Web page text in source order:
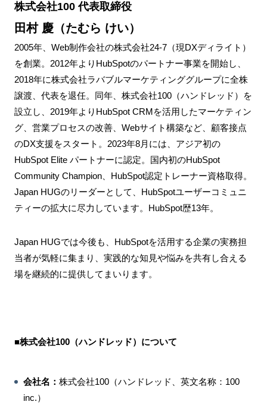
株式会社100 代表取締役
田村 慶（たむら けい）
2005年、Web制作会社の株式会社24-7（現DXディライト）
を創業。2012年よりHubSpotのパートナー事業を開始し、
2018年に株式会社ラバブルマーケティンググループに全株
譲渡、代表を退任。同年、株式会社100（ハンドレッド）を
設立し、2019年よりHubSpot CRMを活用したマーケティン
グ、営業プロセスの改善、Webサイト構築など、顧客接点
のDX支援をスタート。2023年8月には、アジア初の
HubSpot Elite パートナーに認定。国内初のHubSpot
Community Champion、HubSpot認定トレーナー資格取得。
Japan HUGのリーダーとして、HubSpotユーザーコミュニ
ティーの拡大に尽力 しています。HubSpot歴13年。
Japan HUGでは今後も、HubSpotを活用する企業の実務担
当者が気軽に集まり、実践的な知見や悩みを共有し合える
場を継続的に提供してまいります。
■株式会社100（ハンドレッド）について
会社名： 株式会社100（ハンドレッド、英文名称：100
inc.）